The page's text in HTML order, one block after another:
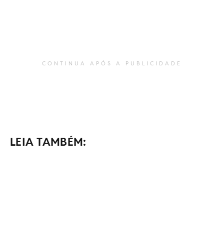
CONTINUA APÓS A PUBLICIDADE
LEIA TAMBÉM: